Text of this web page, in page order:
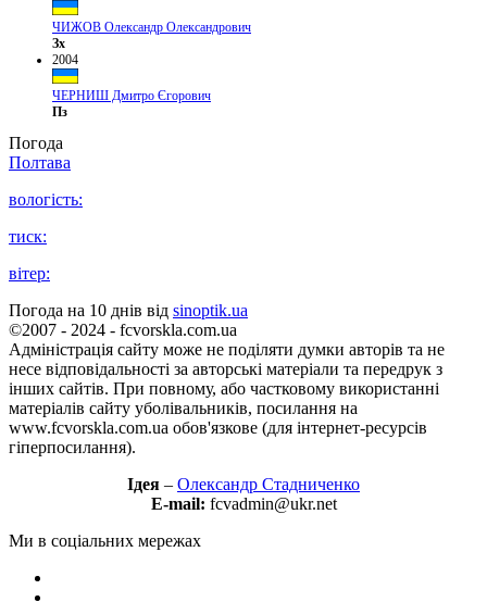
ЧИЖОВ Олександр Олександрович
Зх
2004
ЧЕРНИШ Дмитро Єгорович
Пз
Погода
Полтава
вологість:
тиск:
вітер:
Погода на 10 днів від sinoptik.ua
©2007 - 2024 - fcvorskla.com.ua
Адміністрація сайту може не поділяти думки авторів та не
несе відповідальності за авторські матеріали та передрук з
інших сайтів. При повному, або частковому використанні
матеріалів сайту уболівальників, посилання на
www.fcvorskla.com.ua обов'язкове (для інтернет-ресурсів
гіперпосилання).
Ідея – Олександр Стадниченко
E-mail: fcvadmin@ukr.net
Ми в соціальних мережах